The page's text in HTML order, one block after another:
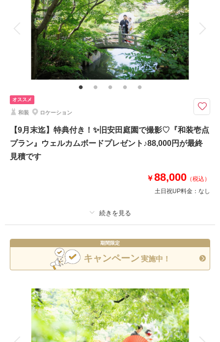
アルバム データ 110 カット 台紙付写真
衣装追加 会食 挙式
家族と撮影 家族用衣装レンタル ペットと撮影
その他含むもの
衣裳グレードアップなし 金屏風前のお写真付き 足袋や肌着もプラン内
なので当日は手ぶらでお越し下さいませ
期間限定でお得なスタジオプランができます✨フォトレイト限定特典付き！
浅草橋店のさまざまなスタジオの背景で撮影をします♪
す！
≪特典≫
①ウェルカムボードプレゼント
相談予約する
来店・オンライン
撮影日の空き
を確認する
オススメ
和装 ロケーション
【9月末迄】特典付き！✨旧安田庭園で撮影♡『和装壱点
プラン』ウェルカムボードプレゼント♪88,000円が最終
見積です
￥88,000 （税込）
土日祝UP料金： なし
撮影料 新婦衣装1着 新郎衣装1着
ヘアメイク
衣装追加 会食 挙式
家族と撮影 家族用衣装レンタル ペットと撮影
その他含むもの
肌美・足袋、ロケ地までの移動費、庭園申請代 全て込み
期間限定
キャンペーン 実施中！